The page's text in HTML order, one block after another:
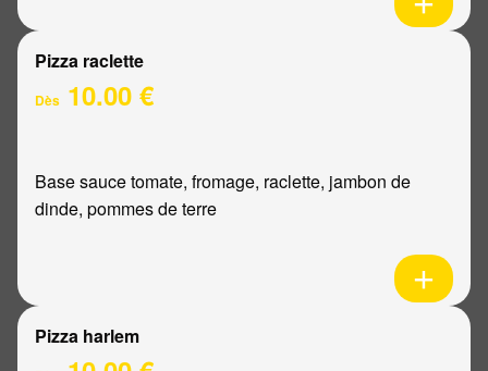
Pizza raclette
Dès 10.00 €
Base sauce tomate, fromage, raclette, jambon de
dinde, pommes de terre
Pizza harlem